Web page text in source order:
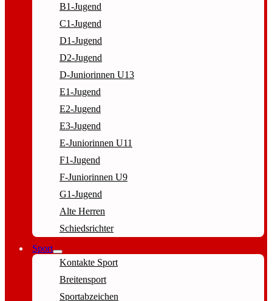
B1-Jugend
C1-Jugend
D1-Jugend
D2-Jugend
D-Juniorinnen U13
E1-Jugend
E2-Jugend
E3-Jugend
E-Juniorinnen U11
F1-Jugend
F-Juniorinnen U9
G1-Jugend
Alte Herren
Schiedsrichter
Sport
Kontakte Sport
Breitensport
Sportabzeichen